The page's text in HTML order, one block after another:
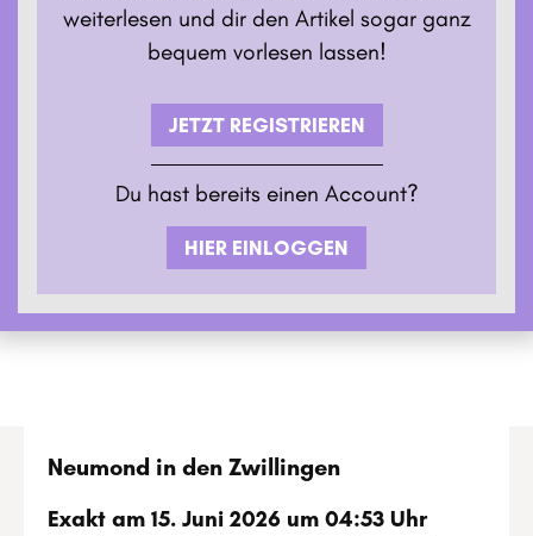
weiterlesen und dir den Artikel sogar ganz
bequem vorlesen lassen!
JETZT REGISTRIEREN
Du hast bereits einen Account?
HIER EINLOGGEN
Neumond in den Zwillingen
Exakt am 15. Juni 2026 um 04:53 Uhr